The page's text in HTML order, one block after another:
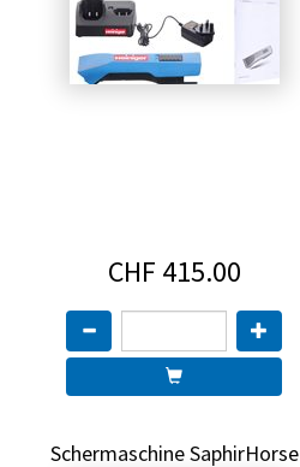
CHF 415.00
Schermaschine SaphirHorse